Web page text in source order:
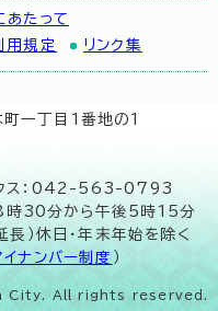
あたって
用規定 リンク集
一丁目1番地の1
ス：042-563-0793
8時30分から午後5時15分
）休日・年末年始を除く
イナンバー制度 ）
City. All rights reserved.